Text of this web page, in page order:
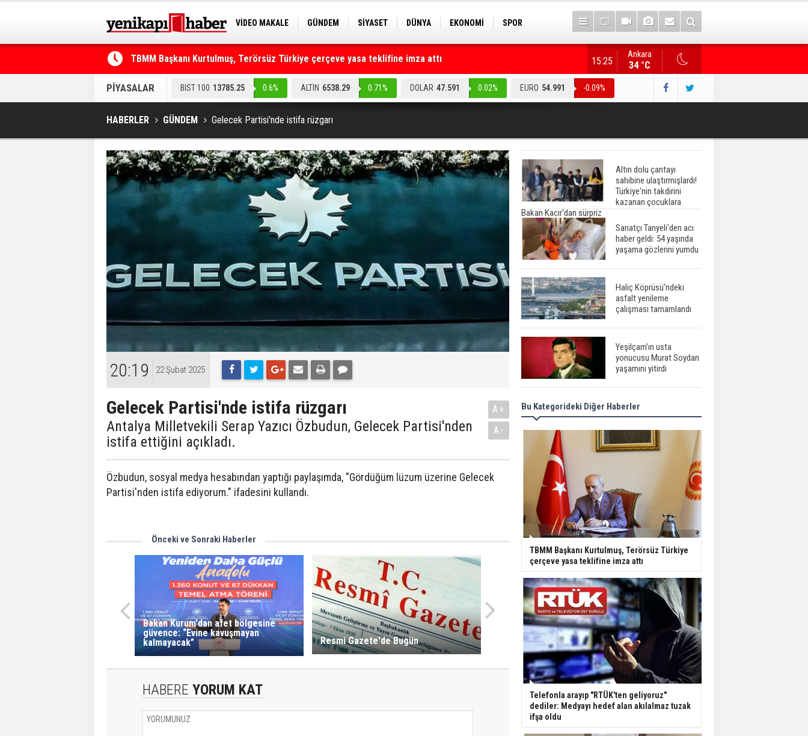
VİDEO MAKALE GÜNDEM SİYASET DÜNYA EKONOMİ
SPOR
TBMM Başkanı Kurtulmuş, Terörsüz Türkiye çerçeve yasa teklifine imza attı
Telefonla arayıp "RTÜK'ten geliyoruz" dediler: Medyayı hedef alan akılalmaz tuzak ifşa oldu
"Terörsüz Türkiye" düzenlemesi... AK Parti heyeti,
Ankara
34 °C
15:25
PİYASALAR BIST 100 13785.25 0.6% ALTIN 6538.29 0.71% DOLAR 47.591 0.02% EURO 54.991 -0.09%
HABERLER GÜNDEM Gelecek Partisi'nde istifa rüzgarı
20:19 22 Şubat 2025
Gelecek Partisi'nde istifa rüzgarı
Antalya Milletvekili Serap Yazıcı Özbudun, Gelecek Partisi'nden
istifa ettiğini açıkladı.
A+
A-
Özbudun, sosyal medya hesabından yaptığı paylaşımda, "Gördüğüm lüzum üzerine Gelecek
Partisi'nden istifa ediyorum." ifadesini kullandı.
Önceki ve Sonraki Haberler
Bakan Kurum'dan afet bölgesine
güvence: “Evine kavuşmayan
kalmayacak”
Resmi Gazete'de Bugün
HABERE YORUM KAT
Altın dolu çantayı
sahibine ulaştırmışlardı!
Türkiye'nin takdirini
kazanan çocuklara
Bakan Kacır'dan sürpriz
Sanatçı Tanyeli'den acı
haber geldi: 54 yaşında
yaşama gözlerini yumdu
Haliç Köprüsü'ndeki
asfalt yenileme
çalışması tamamlandı
Yeşilçam'ın usta
yonucusu Murat Soydan
yaşamını yitirdi
Meral Akşener ile
Müsavat Dervişoğlu
cenazede görüntülendi
29 Mayıs okullar tatil mi?
Bilim kurgu
gerçekleşiyor...
Dondurulmuş insanları
hayata döndürecek keşif
Ünlü türkücü Mahmut
Tuncer estetik
operasyon geçirdi: Son
hali gündem oldu
Yerli turist 229,7 milyar
lira seyahat harcaması
yaptı
Gazze'deki Sağlık
Vahşetin pençesinde 2
Bu Kategorideki Diğer Haberler
TBMM Başkanı Kurtulmuş, Terörsüz Türkiye
çerçeve yasa teklifine imza attı
Telefonla arayıp "RTÜK'ten geliyoruz"
dediler: Medyayı hedef alan akılalmaz tuzak
ifşa oldu